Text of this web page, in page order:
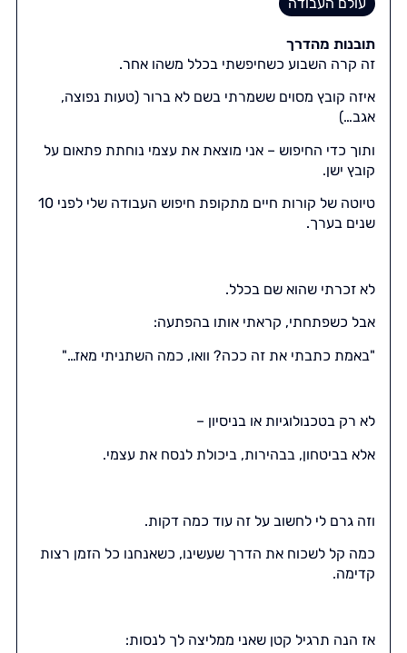
תובנות מהדרך
זה קרה השבוע כשחיפשתי בכלל משהו אחר.
איזה קובץ מסוים ששמרתי בשם לא ברור (טעות נפוצה,
אגב…)
ותוך כדי החיפוש – אני מוצאת את עצמי נוחתת פתאום על
קובץ ישן.
טיוטה של קורות חיים מתקופת חיפוש העבודה שלי לפני 10
שנים בערך.
לא זכרתי שהוא שם בכלל.
אבל כשפתחתי, קראתי אותו בהפתעה:
"באמת כתבתי את זה ככה? וואו, כמה השתניתי מאז…"
לא רק בטכנולוגיות או בניסיון –
אלא בביטחון, בבהירות, ביכולת לנסח את עצמי.
וזה גרם לי לחשוב על זה עוד כמה דקות.
כמה קל לשכוח את הדרך שעשינו, כשאנחנו כל הזמן רצות
קדימה.
אז הנה תרגיל קטן שאני ממליצה לך לנסות: